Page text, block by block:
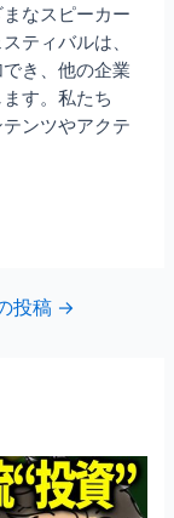
なスピーカー
ティバルは、
き、他の企業
す。私たち
ンツやアクテ
投稿 →